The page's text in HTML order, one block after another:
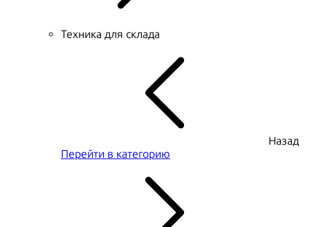
Техника для склада
Назад
Перейти в категорию